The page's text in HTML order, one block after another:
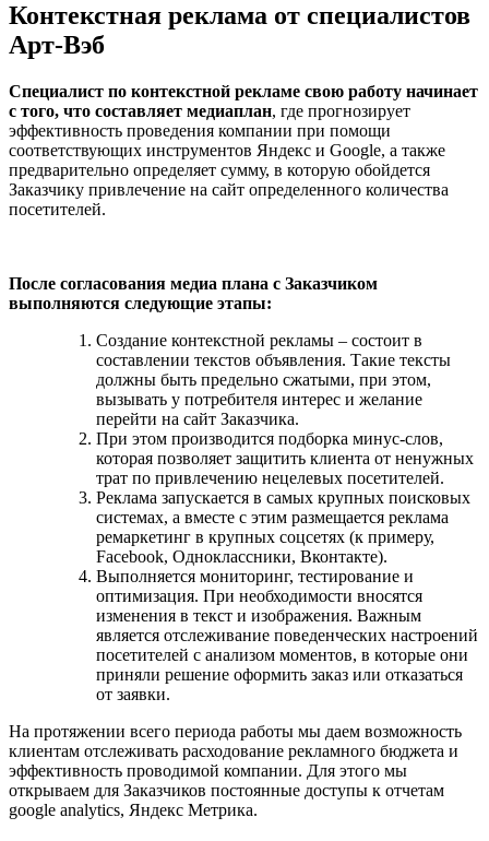
Контекстная реклама от специалистов
Арт-Вэб
Специалист по контекстной рекламе свою работу начинает
с того, что составляет медиаплан, где прогнозирует
эффективность проведения компании при помощи
соответствующих инструментов Яндекс и Google, а также
предварительно определяет сумму, в которую обойдется
Заказчику привлечение на сайт определенного количества
посетителей.
После согласования медиа плана с Заказчиком
выполняются следующие этапы:
Создание контекстной рекламы – состоит в
составлении текстов объявления. Такие тексты
должны быть предельно сжатыми, при этом,
вызывать у потребителя интерес и желание
перейти на сайт Заказчика.
При этом производится подборка минус-слов,
которая позволяет защитить клиента от ненужных
трат по привлечению нецелевых посетителей.
Реклама запускается в самых крупных поисковых
системах, а вместе с этим размещается реклама
ремаркетинг в крупных соцсетях (к примеру,
Facebook, Одноклассники, Вконтакте).
Выполняется мониторинг, тестирование и
оптимизация. При необходимости вносятся
изменения в текст и изображения. Важным
является отслеживание поведенческих настроений
посетителей с анализом моментов, в которые они
приняли решение оформить заказ или отказаться
от заявки.
На протяжении всего периода работы мы даем возможность
клиентам отслеживать расходование рекламного бюджета и
эффективность проводимой компании. Для этого мы
открываем для Заказчиков постоянные доступы к отчетам
google analytics, Яндекс Метрика.